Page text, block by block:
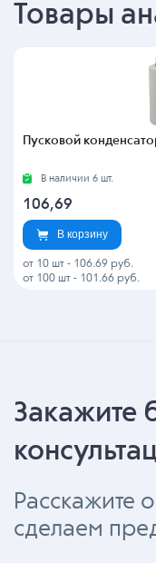
Товары
Пусковой
В наличии 6 шт.
106,69
В корзину
от 10 шт - 106.69 руб.
от 100 шт - 101.66 руб.
Закажите
Расскажите
сделаем